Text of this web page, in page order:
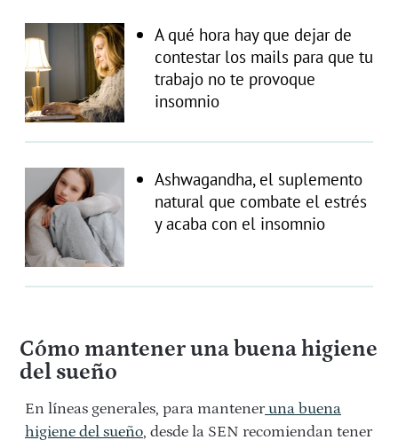
A qué hora hay que dejar de
contestar los mails para que tu
trabajo no te provoque
insomnio
Ashwagandha, el suplemento
natural que combate el estrés
y acaba con el insomnio
Cómo mantener una buena higiene
del sueño
En líneas generales, para manteneruna buena
higiene del sueño, desde la SEN recomiendan tener